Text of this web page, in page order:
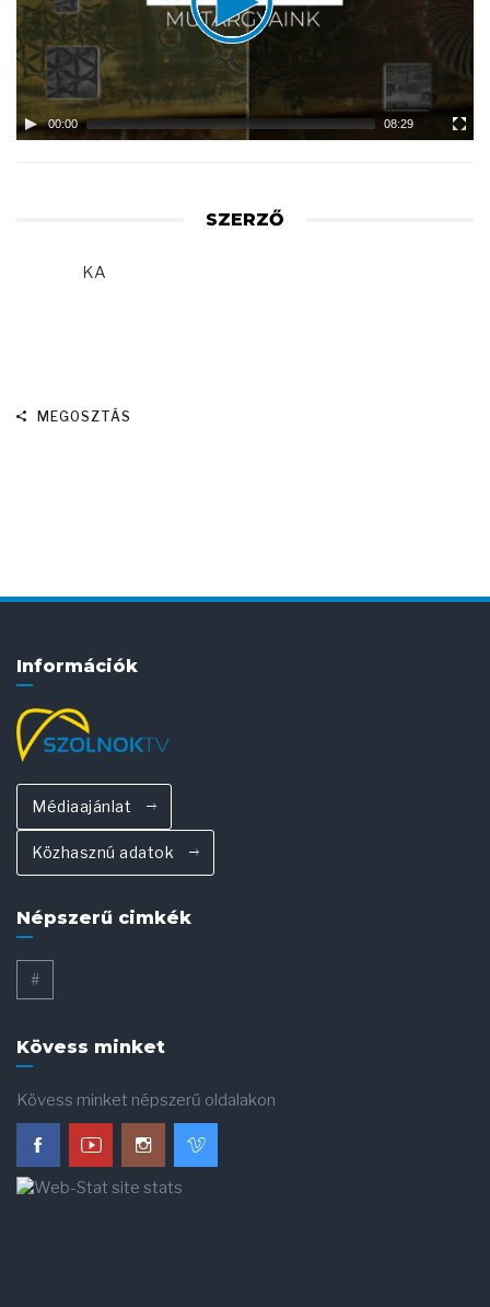
00:00 08:29
SZERZŐ
KA
MEGOSZTÁS
Információk
Médiaajánlat
Közhasznú adatok
Népszerű cimkék
#
Kövess minket
Kövess minket népszerű oldalakon